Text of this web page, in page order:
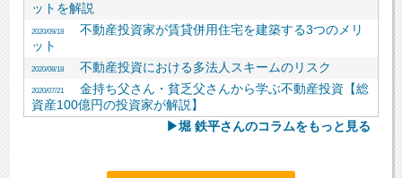
ットを解説
2020/09/18不動産投資家が賃貸併用住宅を建築する3つのメリ
ット
2020/08/18不動産投資における多法人スキームのリスク
2020/07/21
金持ち父さん・貧乏父さんから学ぶ不動産投資【総
資産100億円の投資家が解説】
▶堀 鉄平さんのコラムをもっと見る